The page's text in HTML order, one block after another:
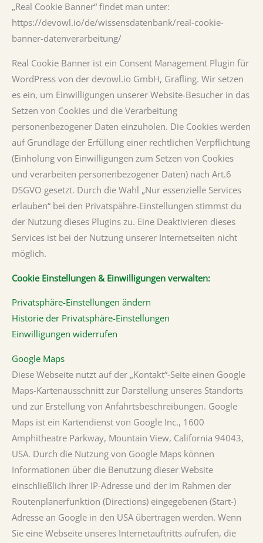
„Real Cookie Banner“ findet man unter:
https://devowl.io/de/wissensdatenbank/real-cookie-
banner-datenverarbeitung/
Real Cookie Banner ist ein Consent Management Plugin für
WordPress von der devowl.io GmbH, Grafling. Wir setzen
es ein, um Einwilligungen unserer Website-Besucher in das
Setzen von Cookies und die Verarbeitung
personenbezogener Daten einzuholen. Die Cookies werden
auf Grundlage der Erfüllung einer rechtlichen Verpflichtung
(Einholung von Einwilligungen zum Setzen von Cookies
und verarbeiten personenbezogener Daten) nach Art.6
DSGVO gesetzt. Durch die Wahl „Nur essenzielle Services
erlauben“ bei den Privatspähre-Einstellungen stimmst du
der Nutzung dieses Plugins zu. Eine Deaktivieren dieses
Services ist bei der Nutzung unserer Internetseiten nicht
möglich.
Cookie Einstellungen & Einwilligungen verwalten:
Privatsphäre-Einstellungen ändern
Historie der Privatsphäre-Einstellungen
Einwilligungen widerrufen
Google Maps
Diese Webseite nutzt auf der „Kontakt“-Seite einen Google
Maps-Kartenausschnitt zur Darstellung unseres Standorts
und zur Erstellung von Anfahrtsbeschreibungen. Google
Maps ist ein Kartendienst von Google Inc., 1600
Amphitheatre Parkway, Mountain View, California 94043,
USA. Durch die Nutzung von Google Maps können
Informationen über die Benutzung dieser Website
einschließlich Ihrer IP-Adresse und der im Rahmen der
Routenplanerfunktion (Directions) eingegebenen (Start-)
Adresse an Google in den USA übertragen werden. Wenn
Sie eine Webseite unseres Internetauftritts aufrufen, die